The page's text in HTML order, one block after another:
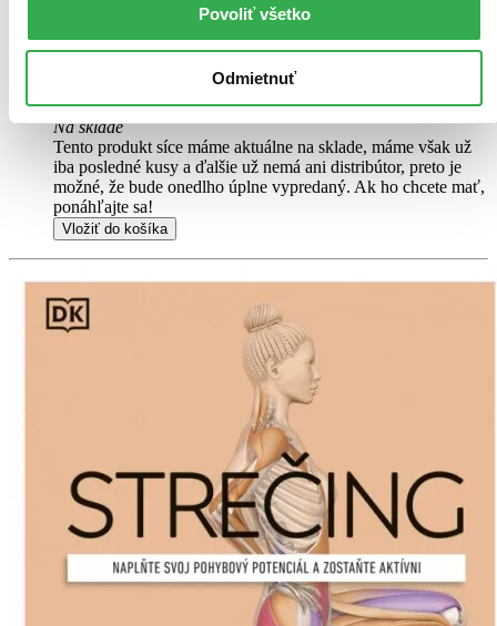
Povoliť všetko
Odmietnuť
výbornom stave.Rozdiel medzi touto knihou a novou by ste
asi ani nespoznali. Knihu sme označili nálepkou, ktorá môže
na niektorých obaloch zanechať stopy.
7,40 €
Na sklade
Tento produkt síce máme aktuálne na sklade, máme však už
iba posledné kusy a ďalšie už nemá ani distribútor, preto je
možné, že bude onedlho úplne vypredaný. Ak ho chcete mať,
ponáhľajte sa!
Vložiť do košíka